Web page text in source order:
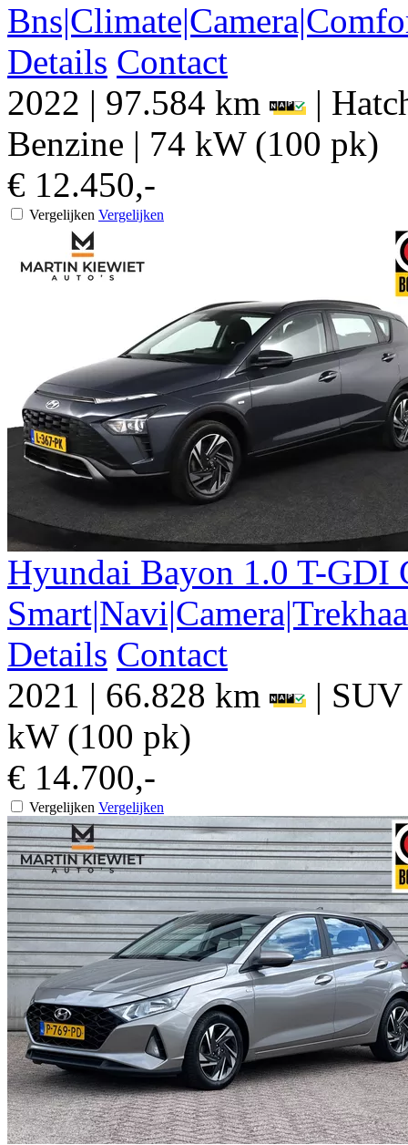
Details Contact
2022 | 97.584 km |
Benzine | 74 kW (100 pk)
€ 12.450,-
Vergelijken Vergelijken
Hyundai Bayon 1.0 T-GDI
Details Contact
2021 | 66.828 km | SUV
kW (100 pk)
€ 14.700,-
Vergelijken Vergelijken